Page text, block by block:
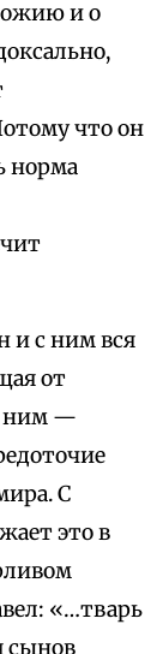
и о
что он
норма
и с ним вся
от
ним —
С
это в
«…тварь
сынов